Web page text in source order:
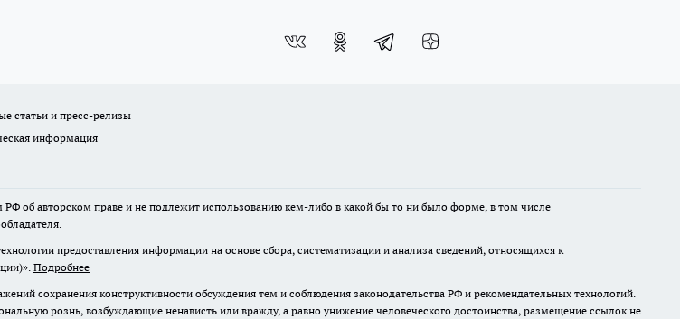
статьи и пресс-релизы
информация
об авторском праве и не подлежит использованию кем-либо в какой бы то ни было форме, в том числе
предоставления информации на основе сбора, систематизации и анализа сведений, относящихся к
Подробнее
сохранения конструктивности обсуждения тем и соблюдения законодательства РФ и рекомендательных технологий.
рознь, возбуждающие ненависть или вражду, а равно унижение человеческого достоинства, размещение ссылок не